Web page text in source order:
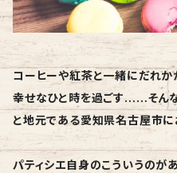
コーヒーや紅茶と一緒にだれ
幸せなひと時を過ごす……そん
と地元である愛知県名古屋市に
パティシエ自身のこういうのが